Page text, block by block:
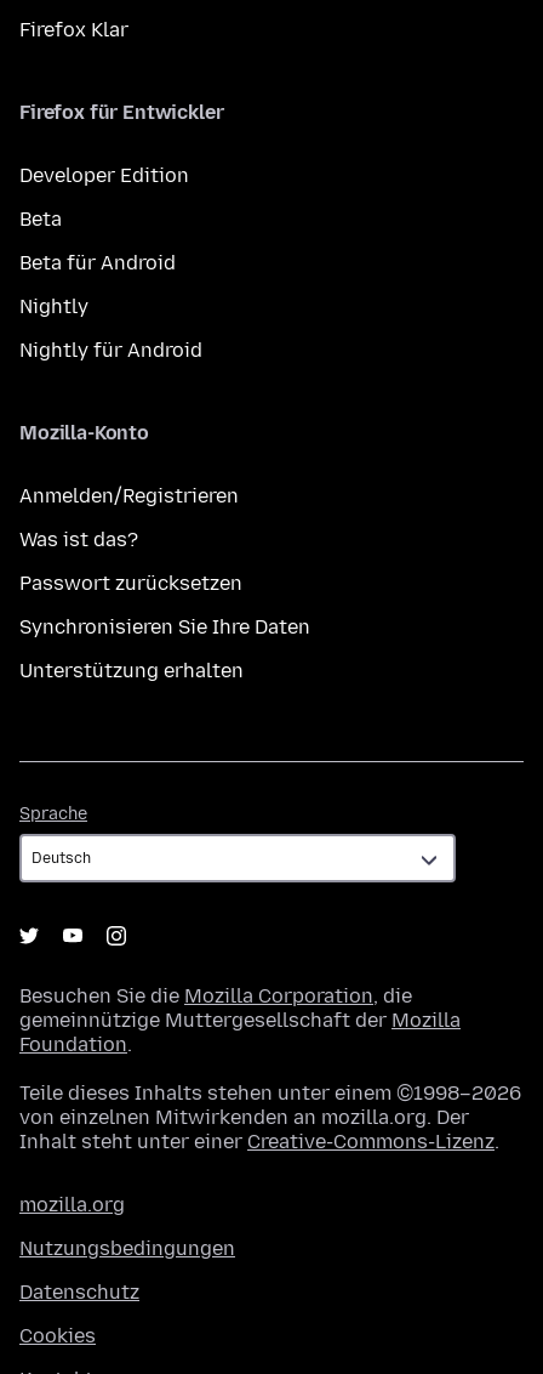
Firefox Klar
Firefox für Entwickler
Developer Edition
Beta
Beta für Android
Nightly
Nightly für Android
Mozilla-Konto
Anmelden/Registrieren
Was ist das?
Passwort zurücksetzen
Synchronisieren Sie Ihre Daten
Unterstützung erhalten
Sprache
Besuchen Sie die Mozilla Corporation, die
gemeinnützige Muttergesellschaft der Mozilla
Foundation.
Teile dieses Inhalts stehen unter einem ©1998–2026
von einzelnen Mitwirkenden an mozilla.org. Der
Inhalt steht unter einer Creative-Commons-Lizenz.
mozilla.org
Nutzungsbedingungen
Datenschutz
Cookies